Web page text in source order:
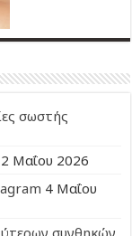
σωστής
Μαΐου 2026
4 Μαΐου
συνθηκών